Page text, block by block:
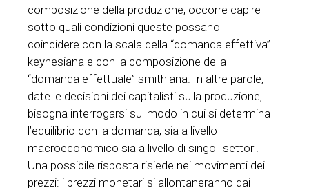
composizione della produzione, occorre capire
sotto quali condizioni queste possano
coincidere con la scala della “domanda effettiva”
keynesiana e con la composizione della
“domanda effettuale” smithiana. In altre parole,
date le decisioni dei capitalisti sulla produzione,
bisogna interrogarsi sul modo in cui si determina
l’equilibrio con la domanda, sia a livello
macroeconomico sia a livello di singoli settori.
Una possibile risposta risiede nei movimenti dei
prezzi: i prezzi monetari si allontaneranno dai